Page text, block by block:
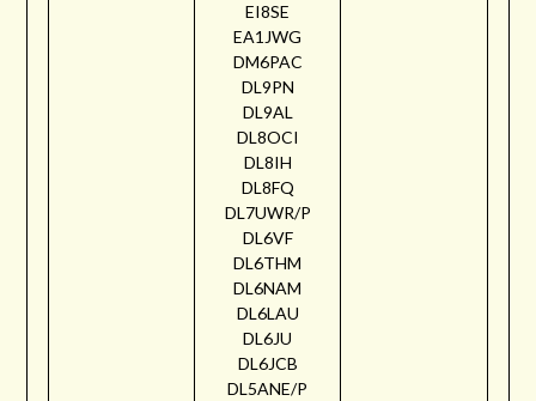
EI8SE
EA1JWG
DM6PAC
DL9PN
DL9AL
DL8OCI
DL8IH
DL8FQ
DL7UWR/P
DL6VF
DL6THM
DL6NAM
DL6LAU
DL6JU
DL6JCB
DL5ANE/P